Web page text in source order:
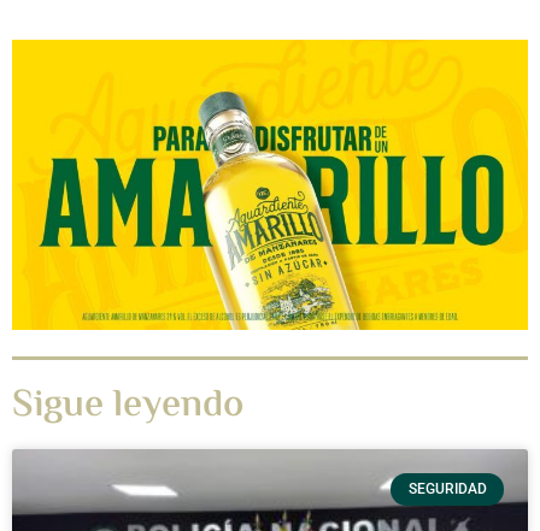
Sigue leyendo
SEGURIDAD